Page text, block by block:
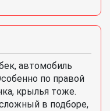
автомобиль
по правой
крылья тоже.
в подборе,